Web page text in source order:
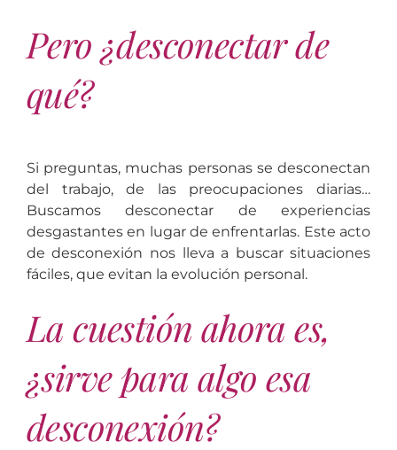
Pero ¿desconectar de
qué?
Si preguntas, muchas personas se desconectan
del trabajo, de las preocupaciones diarias…
Buscamos desconectar de experiencias
desgastantes en lugar de enfrentarlas. Este acto
de desconexión nos lleva a buscar situaciones
fáciles, que evitan la evolución personal.
La cuestión ahora es,
¿sirve para algo esa
desconexión?